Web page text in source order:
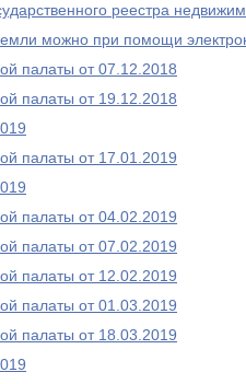
реестра
можно при помощи
палаты от 07.12.2018
палаты от 19.12.2018
палаты от 17.01.2019
палаты от 04.02.2019
палаты от 07.02.2019
палаты от 12.02.2019
палаты от 01.03.2019
палаты от 18.03.2019